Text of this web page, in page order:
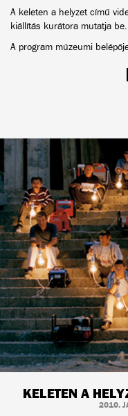
A keleten a helyzet című
kiállítás kurátora mutatja be.
A program múzeumi
KELETEN A
2010.